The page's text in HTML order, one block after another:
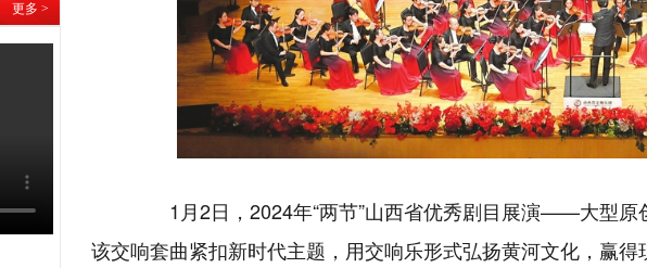
更多 >
1月2日，2024年“两节”山西省优秀剧目展演——大型原
该交响套曲紧扣新时代主题，用交响乐形式弘扬黄河文化，赢得